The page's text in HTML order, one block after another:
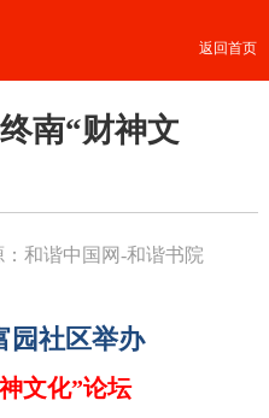
返回首页
南“财神文
：和谐中国网-和谐书院
园社区举办
文化”论坛